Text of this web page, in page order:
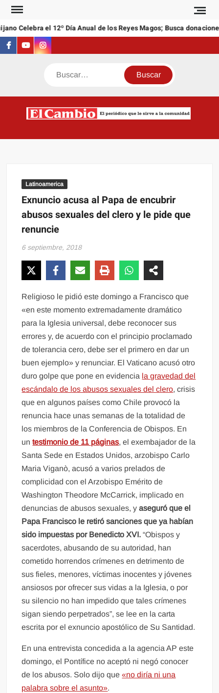
Saltar
contenido
Celebra el 12º Día Anual de los Reyes Magos; Busca
Facebook
YoutubeInstagram
Buscar
Latinoamerica
Exnuncio acusa al Papa de encubrir
abusos sexuales del clero y le pide que
renuncie
6 septiembre, 2018
Religioso le pidió este domingo a Francisco que
«en este momento extremadamente dramático
para la Iglesia universal, debe reconocer sus
errores y, de acuerdo con el principio proclamado
de tolerancia cero, debe ser el primero en dar un
buen ejemplo» y renunciar. El Vaticano acusó otro
duro golpe que pone en evidencia la gravedad del
escándalo de los abusos sexuales del clero, crisis
que en algunos países como Chile provocó la
renuncia hace unas semanas de la totalidad de
los miembros de la Conferencia de Obispos. En
untestimonio de 11 páginas, el exembajador de la
Santa Sede en Estados Unidos, arzobispo Carlo
Maria Viganò, acusó a varios prelados de
complicidad con el Arzobispo Emérito de
Washington Theodore McCarrick, implicado en
denuncias de abusos sexuales, yaseguró que el
Papa Francisco le retiró sanciones que ya habían
sido impuestas por Benedicto XVI. “Obispos y
sacerdotes, abusando de su autoridad, han
cometido horrendos crímenes en detrimento de
sus fieles, menores, víctimas inocentes y jóvenes
ansiosos por ofrecer sus vidas a la Iglesia, o por
su silencio no han impedido que tales crímenes
sigan siendo perpetrados”, se lee en la carta
escrita por el exnuncio apostólico de Su Santidad.
En una entrevista concedida a la agencia AP este
domingo, el Pontífice no aceptó ni negó conocer
de los abusos. Solo dijo que«no diría ni una
palabra sobre el asunto».